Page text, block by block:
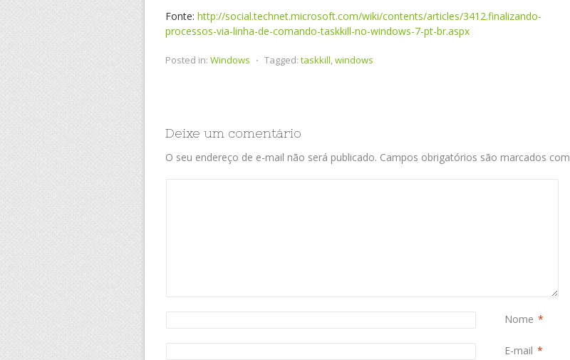
Fonte: http://social.technet.microsoft.com/wiki/contents/articles/3412.finalizando-
processos-via-linha-de-comando-taskkill-no-windows-7-pt-br.aspx
Posted in: Windows ⋅ Tagged: taskkill,windows
Deixe um comentário
O seu endereço de e-mail não será publicado. Campos obrigatórios são marcados com
Nome *
E-mail *